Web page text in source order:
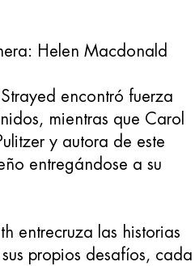
Helen Macdonald
encontró fuerza
mientras que Carol
y autora de este
entregándose a su
entrecruza las historias
propios desafíos, cada